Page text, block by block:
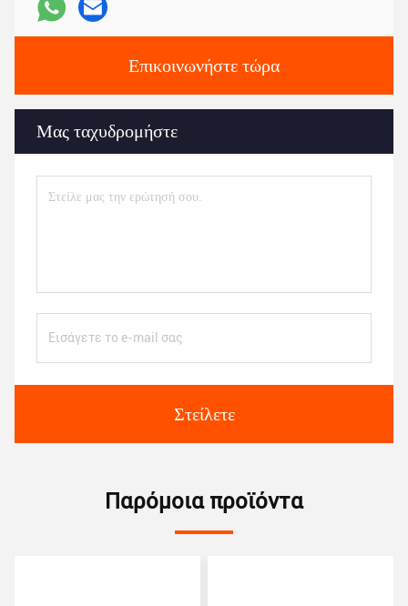
Επικοινωνήστε τώρα
Μας ταχυδρομήστε
Στείλετε
Παρόμοια προϊόντα